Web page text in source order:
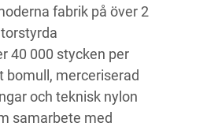
fabrik på över 2
40 000 stycken per
merceriserad
och teknisk nylon
samarbete med